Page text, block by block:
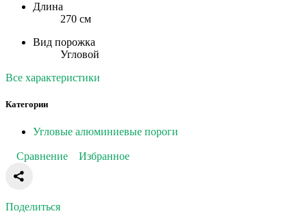
Длина
270 см
Вид порожка
Угловой
Все характеристики
Категории
Угловые алюминиевые пороги
Сравнение Избранное
Поделиться